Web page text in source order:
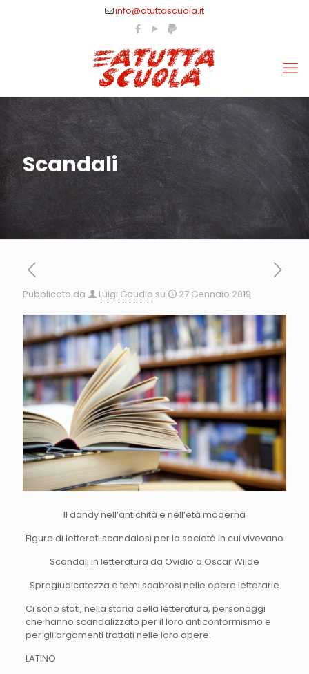
info@atuttascuola.it
Scandali
Pubblicato da Luigi Gaudio su 27 Gennaio 2019
Il dandy nell’antichità e nell’età moderna
Figure di letterati scandalosi per la società in cui vivevano
Scandali in letteratura da Ovidio a Oscar Wilde
Spregiudicatezza e temi scabrosi nelle opere letterarie
Ci sono stati, nella storia della letteratura, personaggi
che hanno scandalizzato per il loro anticonformismo e
per gli argomenti trattati nelle loro opere.
LATINO